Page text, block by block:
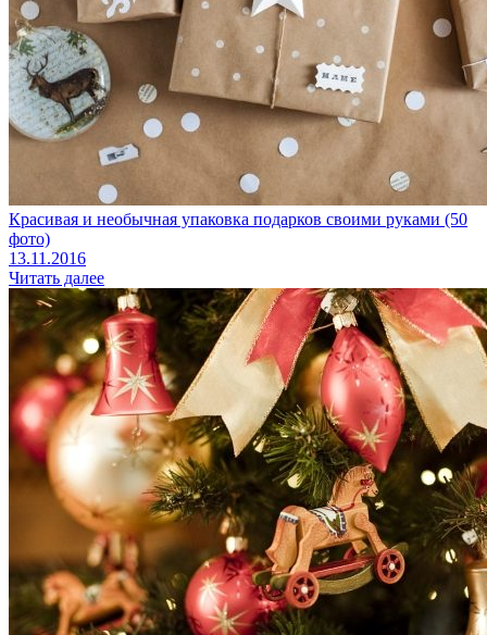
Красивая и необычная упаковка подарков своими руками (50
фото)
13.11.2016
Читать далее